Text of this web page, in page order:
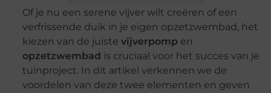
Of je nu een serene vijver wilt creëren of een
verfrissende duik in je eigen opzetzwembad, het
kiezen van de juiste vijverpomp en
opzetzwembad is cruciaal voor het succes van je
tuinproject. In dit artikel verkennen we de
voordelen van deze twee elementen en geven